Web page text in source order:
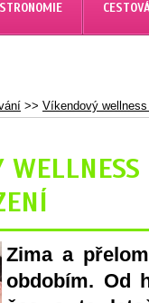
>> Víkendový
Zima a
obdobím. Od